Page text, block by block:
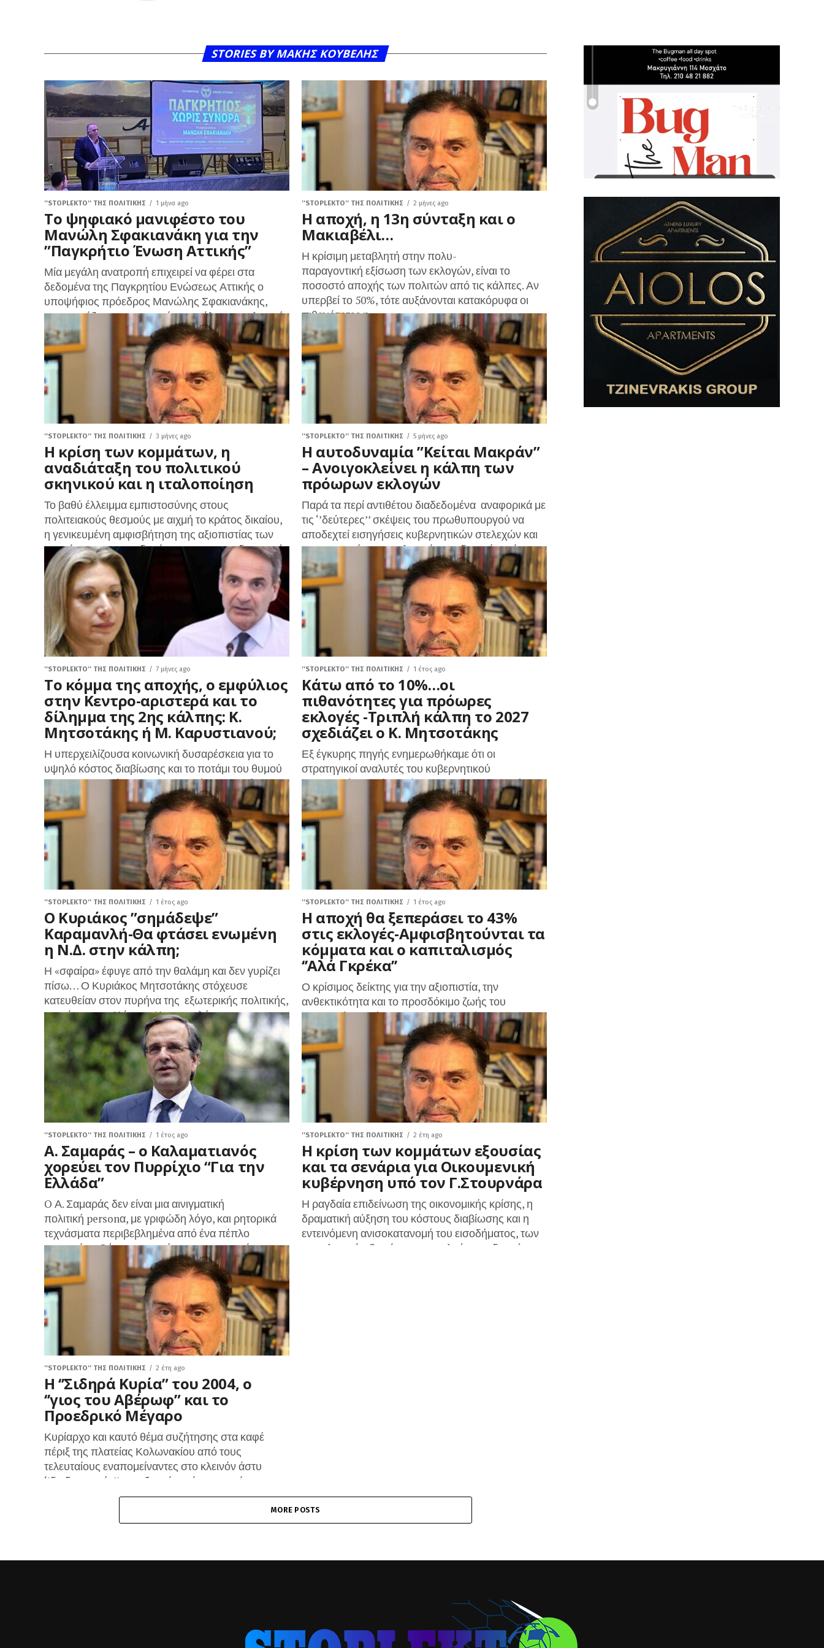
STORIES BY ΜΆΚΗΣ ΚΟΥΒΈΛΗΣ
''STOPLEKTO'' ΤΗΣ ΠΟΛΙΤΙΚΗΣ 1 μήνα ago
Το ψηφιακό μανιφέστο του
Μανώλη Σφακιανάκη για την
”Παγκρήτιο Ένωση Αττικής”
Μία μεγάλη ανατροπή επιχειρεί να φέρει στα
δεδομένα της Παγκρητίου Ενώσεως Αττικής ο
υποψήφιος πρόεδρος Μανώλης Σφακιανάκης,
παρουσιάζοντας στην πρώτη μεγάλη προεκλογική
εκδήλωση του συνδυασμού του...
''STOPLEKTO'' ΤΗΣ ΠΟΛΙΤΙΚΗΣ 2 μήνες ago
Η αποχή, η 13η σύνταξη και ο
Μακιαβέλι…
Η κρίσιμη μεταβλητή στην πολυ-
παραγοντική εξίσωση των εκλογών, είναι το
ποσοστό αποχής των πολιτών από τις κάλπες. Αν
υπερβεί το 50%, τότε αυξάνονται κατακόρυφα οι
πιθανότητες η...
''STOPLEKTO'' ΤΗΣ ΠΟΛΙΤΙΚΗΣ 3 μήνες ago
Η κρίση των κομμάτων, η
αναδιάταξη του πολιτικού
σκηνικού και η ιταλοποίηση
Το βαθύ έλλειμμα εμπιστοσύνης στους
πολιτειακούς θεσμούς με αιχμή το κράτος δικαίου,
η γενικευμένη αμφισβήτηση της αξιοπιστίας των
κομμάτων και η αποδυνάμωση του παραδοσιακού
ιδεολογικού άξονα...
''STOPLEKTO'' ΤΗΣ ΠΟΛΙΤΙΚΗΣ 5 μήνες ago
Η αυτοδυναμία ”Κείται Μακράν”
– Ανοιγοκλείνει η κάλπη των
πρόωρων εκλογών
Παρά τα περί αντιθέτου διαδεδoμένα αναφορικά με
τις ‘’δεύτερες’’ σκέψεις του πρωθυπουργού να
αποδεχτεί εισηγήσεις κυβερνητικών στελεχών και
να προχωρήσει σε εκλογικό αιφνιδιασμό μετά το
ΠΑΣΧΑ,...
''STOPLEKTO'' ΤΗΣ ΠΟΛΙΤΙΚΗΣ 7 μήνες ago
Το κόμμα της αποχής, ο εμφύλιος
στην Κεντρο-αριστερά και το
δίλημμα της 2ης κάλπης: Κ.
Μητσοτάκης ή Μ. Καρυστιανού;
Η υπερχειλίζουσα κοινωνική δυσαρέσκεια για το
υψηλό κόστος διαβίωσης και το ποτάμι του θυμού
για τη διαφθορά και τη διαχρονική προστασία του
πολιτικού προσωπικού από το...
''STOPLEKTO'' ΤΗΣ ΠΟΛΙΤΙΚΗΣ 1 έτος ago
Κάτω από το 10%…οι
πιθανότητες για πρόωρες
εκλογές -Τριπλή κάλπη το 2027
σχεδιάζει ο Κ. Μητσοτάκης
Εξ έγκυρης πηγής ενημερωθήκαμε ότι οι
στρατηγικοί αναλυτές του κυβερνητικού
οικοσυστήματος ‘’διαβάζουν’’ τη δημοσκοπική
υποχώρηση της Ν.Δ. και τις διεργασίες που
κυοφορούνται στο πολιτικό σκηνικό, υπό...
''STOPLEKTO'' ΤΗΣ ΠΟΛΙΤΙΚΗΣ 1 έτος ago
Ο Κυριάκος ”σημάδεψε”
Καραμανλή-Θα φτάσει ενωμένη
η Ν.Δ. στην κάλπη;
Η «σφαίρα» έφυγε από την θαλάμη και δεν γυρίζει
πίσω… Ο Κυριάκος Μητσοτάκης στόχευσε
κατευθείαν στον πυρήνα της εξωτερικής πολιτικής,
που άσκησε ο Κώστας Καραμανλής στην...
''STOPLEKTO'' ΤΗΣ ΠΟΛΙΤΙΚΗΣ 1 έτος ago
Η αποχή θα ξεπεράσει το 43%
στις εκλογές-Αμφισβητούνται τα
κόμματα και ο καπιταλισμός
‘’Αλά Γκρέκα’’
Ο κρίσιμος δείκτης για την αξιοπιστία, την
ανθεκτικότητα και το προσδόκιμο ζωής του
πολιτικού συστήματος και των κομμάτων που
συμμετέχουν στις διαδικασίες αναπαραγωγής του,
ως μηχανισμοί...
''STOPLEKTO'' ΤΗΣ ΠΟΛΙΤΙΚΗΣ 1 έτος ago
Α. Σαμαράς – ο Καλαματιανός
χορεύει τον Πυρρίχιο “Για την
Ελλάδα”
O Α. Σαμαράς δεν είναι μια αινιγματική
πολιτική personα, με γριφώδη λόγο, και ρητορικά
τεχνάσματα περιβεβλημένα από ένα πέπλο
μυστηρίου. Ούτε οι απαντήσεις του στο ερώτημα
περί του...
''STOPLEKTO'' ΤΗΣ ΠΟΛΙΤΙΚΗΣ 2 έτη ago
Η κρίση των κομμάτων εξουσίας
και τα σενάρια για Οικουμενική
κυβέρνηση υπό τον Γ.Στουρνάρα
Η ραγδαία επιδείνωση της οικονομικής κρίσης, η
δραματική αύξηση του κόστους διαβίωσης και η
εντεινόμενη ανισοκατανομή του εισοδήματος, των
φορολογικών βαρών και του πλούτου, οδηγούν
''STOPLEKTO'' ΤΗΣ ΠΟΛΙΤΙΚΗΣ 2 έτη ago
H ‘’Σιδηρά Κυρία” του 2004, ο
‘’γιος του Αβέρωφ” και το
Προεδρικό Μέγαρο
Κυρίαρχο και καυτό θέμα συζήτησης στα καφέ
πέριξ της πλατείας Κολωνακίου από τους
τελευταίους εναπομείναντες στο κλεινόν άστυ
‘’διαδρομιστές’’ της εξουσίας, είναι το πρόσωπο
MORE POSTS